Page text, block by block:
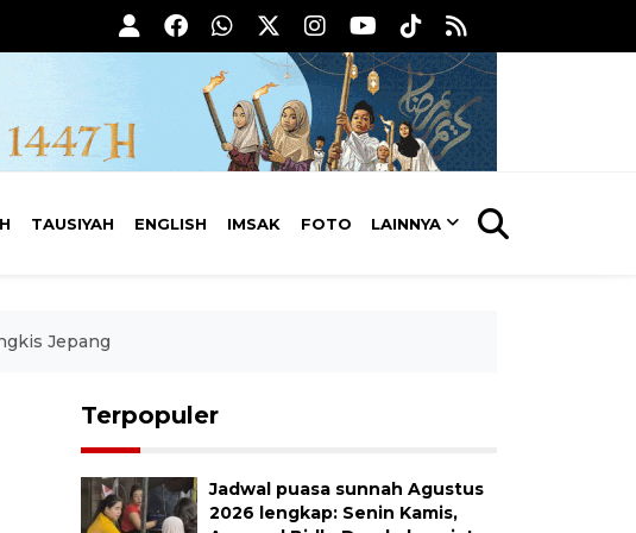
TAUSIYAH ENGLISH IMSAK FOTO LAINNYA
Jepang
Terpopuler
Jadwal puasa sunnah Agustus
2026 lengkap: Senin Kamis,